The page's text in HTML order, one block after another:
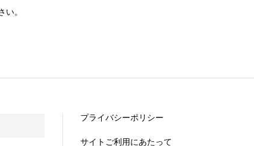
。
プライバシーポリシー
サイトご利用にあたって